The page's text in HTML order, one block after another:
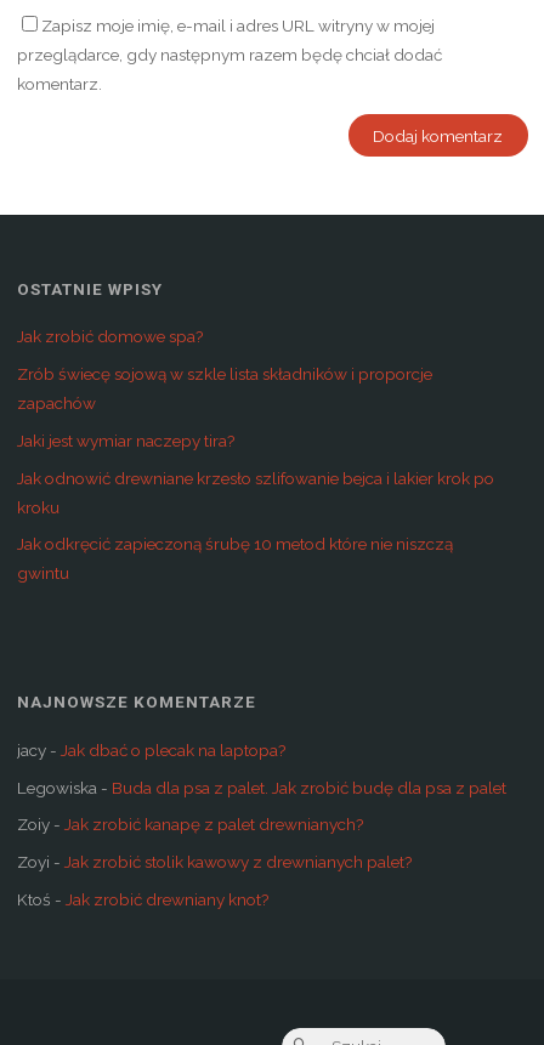
Zapisz moje imię, e-mail i adres URL witryny w mojej
przeglądarce, gdy następnym razem będę chciał dodać
komentarz.
OSTATNIE WPISY
Jak zrobić domowe spa?
Zrób świecę sojową w szkle lista składników i proporcje
zapachów
Jaki jest wymiar naczepy tira?
Jak odnowić drewniane krzesło szlifowanie bejca i lakier krok po
kroku
Jak odkręcić zapieczoną śrubę 10 metod które nie niszczą
gwintu
NAJNOWSZE KOMENTARZE
jacy- Jak dbać o plecak na laptopa?
Legowiska - Buda dla psa z palet. Jak zrobić budę dla psa z palet
Zoiy- Jak zrobić kanapę z palet drewnianych?
Zoyi - Jak zrobić stolik kawowy z drewnianych palet?
Ktoś - Jak zrobić drewniany knot?